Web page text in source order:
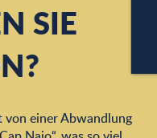
SIE
von einer Abwandlung